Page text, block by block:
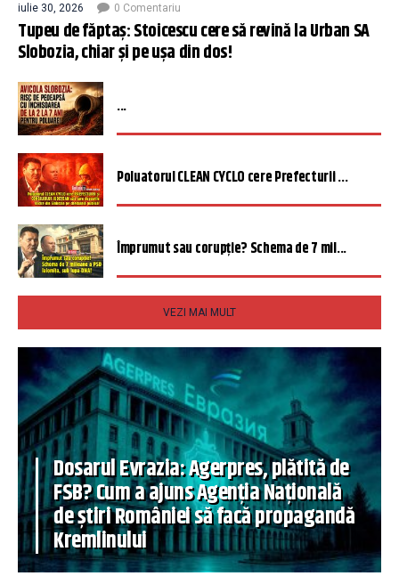
iulie 30, 2026 0 Comentariu
Tupeu de făptaș: Stoicescu cere să revină la Urban SA
Slobozia, chiar și pe ușa din dos!
...
Poluatorul CLEAN CYCLO cere Prefecturii ...
Împrumut sau corupție? Schema de 7 mil...
VEZI MAI MULT
Dosarul Evrazia: Agerpres, plătită de
FSB? Cum a ajuns Agenția Națională
de știri României să facă propagandă
Kremlinului